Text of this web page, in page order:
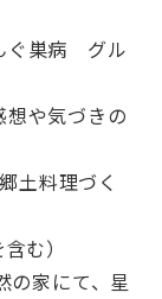
ぐ巣病 グル
や気づきの
料理づく
）
にて、星